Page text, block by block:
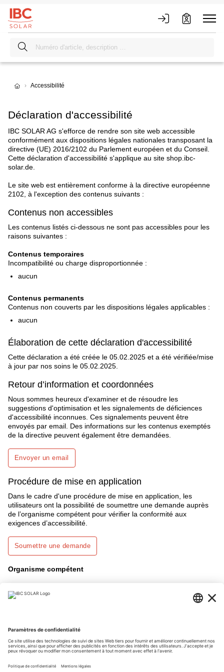
Accessibilité
Déclaration d'accessibilité
IBC SOLAR AG s'efforce de rendre son site web accessible
conformément aux dispositions légales nationales transposant la
directive (UE) 2016/2102 du Parlement européen et du Conseil.
Cette déclaration d'accessibilité s'applique au site shop.ibc-
solar.de.
Le site web est entièrement conforme à la directive européenne
2102, à l'exception des contenus suivants :
Contenus non accessibles
Les contenus listés ci-dessous ne sont pas accessibles pour les
raisons suivantes :
Contenus temporaires
Incompatibilité ou charge disproportionnée :
aucun
Contenus permanents
Contenus non couverts par les dispositions légales applicables :
aucun
Élaboration de cette déclaration d'accessibilité
Cette déclaration a été créée le 05.02.2025 et a été vérifiée/mise
à jour par nos soins le 05.02.2025.
Retour d’information et coordonnées
Nous sommes heureux d'examiner et de résoudre les
suggestions d'optimisation et les signalements de déficiences
d'accessibilité inconnues. Ces signalements peuvent être
envoyés par email. Des informations sur les contenus exemptés
de la directive peuvent également être demandées.
Envoyer un email
Procédure de mise en application
Dans le cadre d'une procédure de mise en application, les
utilisateurs ont la possibilité de soumettre une demande auprès
de l’organisme compétent pour vérifier la conformité aux
exigences d’accessibilité.
Soumettre une demande
Organisme compétent
cartographie
81541 Munich
Email :bitv@bayern.de
Internet :www.ldbv.bayern.de/digitalisierung/bitv.html